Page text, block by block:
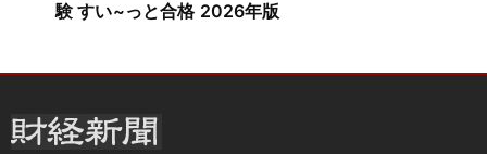
験 すい~っと合格 2026年版